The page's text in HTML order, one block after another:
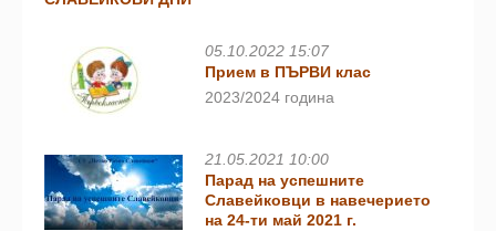
05.10.2022 15:07
Прием в ПЪРВИ клас
2023/2024 година
21.05.2021 10:00
Парад на успешните
Славейковци в навечерието
на 24-ти май 2021 г.